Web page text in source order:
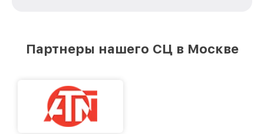
Москве, постоянно повышая уровень доверия
Партнеры нашего СЦ в Москве